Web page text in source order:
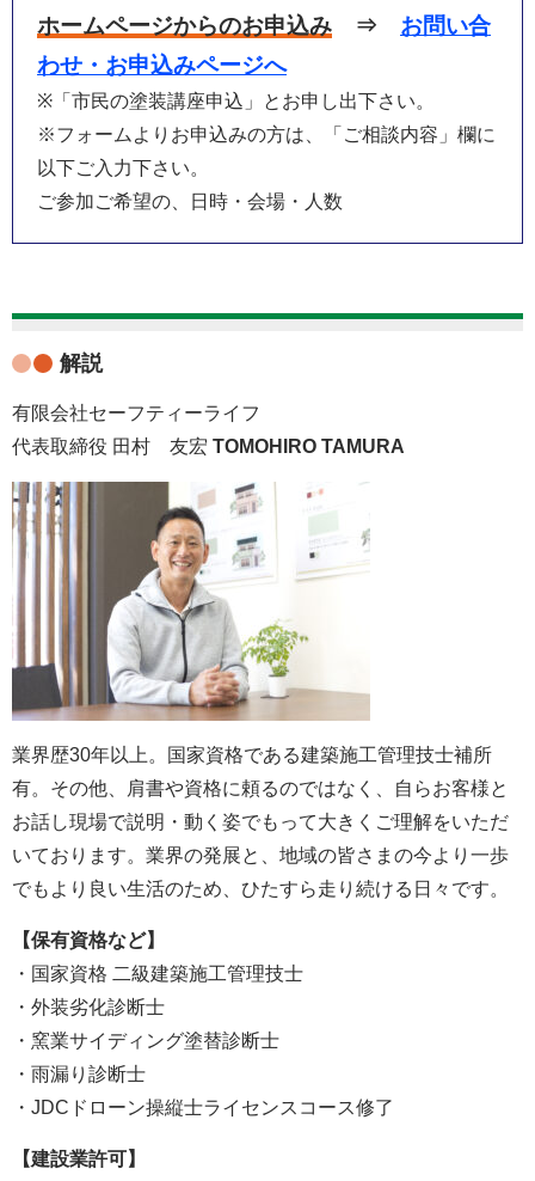
ホームページからのお申込み ⇒ お問い合
わせ・お申込みページへ
※「市民の塗装講座申込」とお申し出下さい。
※フォームよりお申込みの方は、「ご相談内容」欄に
以下ご入力下さい。
ご参加ご希望の、日時・会場・人数
解説
有限会社セーフティーライフ
代表取締役 田村 友宏 TOMOHIRO TAMURA
業界歴30年以上。国家資格である建築施工管理技士補所
有。その他、肩書や資格に頼るのではなく、自らお客様と
お話し現場で説明・動く姿でもって大きくご理解をいただ
いております。業界の発展と、地域の皆さまの今より一歩
でもより良い生活のため、ひたすら走り続ける日々です。
【保有資格など】
・国家資格 二級建築施工管理技士
・外装劣化診断士
・窯業サイディング塗替診断士
・雨漏り診断士
・JDCドローン操縦士ライセンスコース修了
【建設業許可】